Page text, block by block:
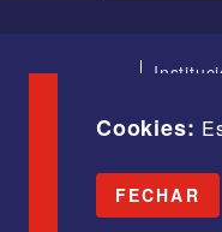
Cookies:
FECHAR
Diretoria
Fale